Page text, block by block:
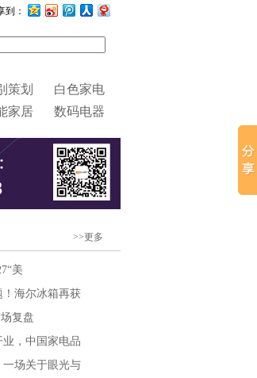
到：
策划
白色家电
家居 数码电器
>>更多
美
！海尔冰箱再获
复盘
业，中国家电品
一场关于眼光与